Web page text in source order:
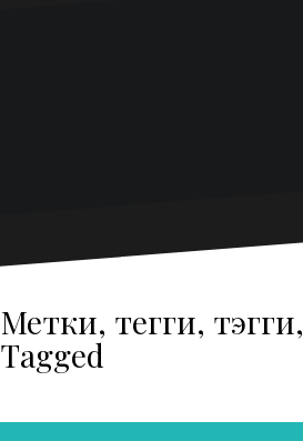
Метки, тегги, тэгги,
Tagged